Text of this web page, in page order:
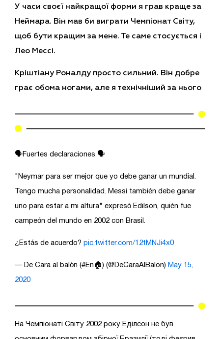
У часи своєї найкращої форми я грав краще за
Неймара. Він мав би виграти Чемпіонат Світу,
щоб бути кращим за мене. Те саме стосується і
Лео Мессі.
Кріштіану Роналду просто сильний. Він добре
грає обома ногами, але я технічніший за нього
🗣️Fuertes declaraciones 🗣️
"Neymar para ser mejor que yo debe ganar un mundial.
Tengo mucha personalidad. Messi también debe ganar
uno para estar a mi altura" expresó Edilson, quién fue
campeón del mundo en 2002 con Brasil.
¿Estás de acuerdo? pic.twitter.com/12tMNJi4x0
— De Cara al balón (#En🏠) (@DeCaraAlBalon) May 15,
2020
На Чемпіонаті Світу 2002 року Еділсон не був